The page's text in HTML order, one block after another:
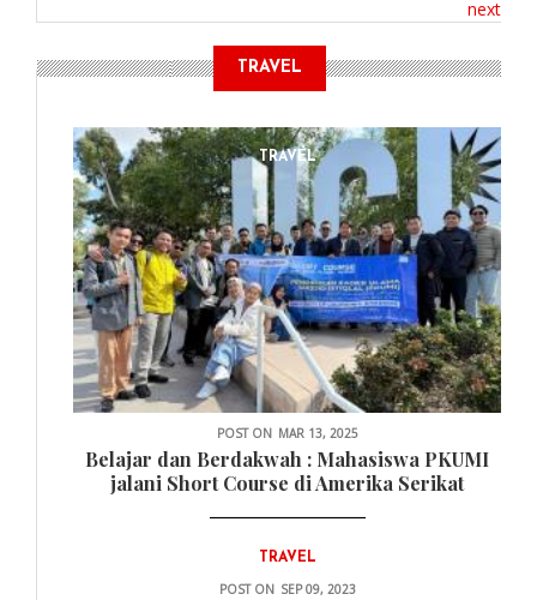
next
TRAVEL
TRAVEL
POST ON MAR 13, 2025
Belajar dan Berdakwah : Mahasiswa PKUMI
jalani Short Course di Amerika Serikat
TRAVEL
POST ON SEP 09, 2023